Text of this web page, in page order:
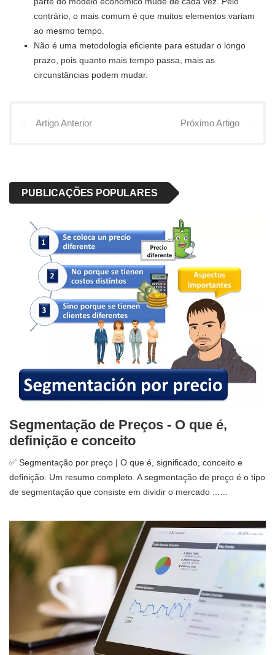
contrário, o mais comum é que muitos elementos variam
ao mesmo tempo.
Não é uma metodologia eficiente para estudar o longo
prazo, pois quanto mais tempo passa, mais as
circunstâncias podem mudar.
Artigo Anterior Próximo Artigo
PUBLICAÇÕES POPULARES
Segmentação de Preços - O que é,
definição e conceito
✅ Segmentação por preço | O que é, significado, conceito e
definição. Um resumo completo. A segmentação de preço é o tipo
de segmentação que consiste em dividir o mercado ...…